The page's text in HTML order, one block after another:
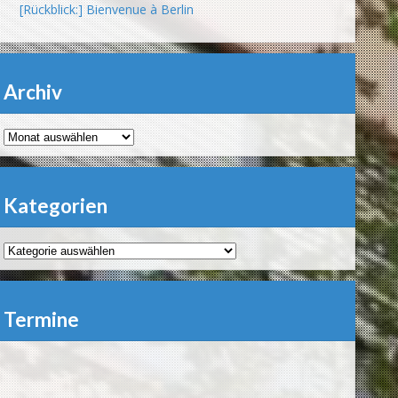
[Rückblick:] Bienvenue à Berlin
Archiv
Archiv
Kategorien
Kategorien
Termine